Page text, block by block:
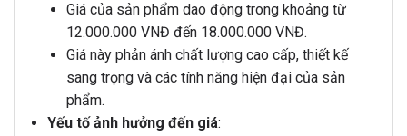
Giá của sản phẩm dao động trong khoảng từ
12.000.000 VNĐ đến 18.000.000 VNĐ.
Giá này phản ánh chất lượng cao cấp, thiết kế
sang trọng và các tính năng hiện đại của sản
phẩm.
Yếu tố ảnh hưởng đến giá: